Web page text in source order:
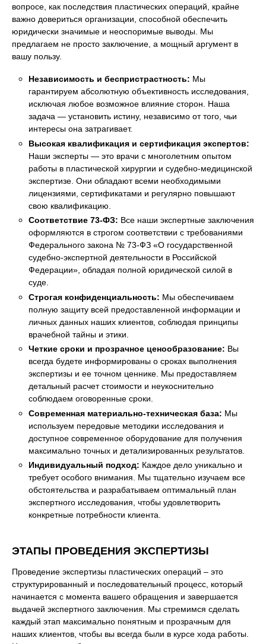
вопросе, как последствия пластических операций, крайне
важно довериться организации, способной обеспечить
юридически значимые и неоспоримые выводы. Мы
предлагаем не просто заключение, а мощный аргумент в
вашу пользу.
Независимость и беспристрастность: Мы
гарантируем абсолютную объективность исследования,
исключая любое возможное влияние сторон. Наша
задача — установить истину, независимо от того, чьи
интересы она затрагивает.
Высокая квалификация и сертификация экспертов:
Наши эксперты — это врачи с многолетним опытом
работы в пластической хирургии и судебно-медицинской
экспертизе. Они обладают всеми необходимыми
лицензиями, сертификатами и регулярно повышают
свою квалификацию.
Соответствие 73-ФЗ: Все наши экспертные заключения
оформляются в строгом соответствии с требованиями
Федерального закона № 73-ФЗ «О государственной
судебно-экспертной деятельности в Российской
Федерации», обладая полной юридической силой в
суде.
Строгая конфиденциальность: Мы обеспечиваем
полную защиту всей предоставленной информации и
личных данных наших клиентов, соблюдая принципы
врачебной тайны и этики.
Четкие сроки и прозрачное ценообразование: Вы
всегда будете информированы о сроках выполнения
экспертизы и ее точном ценнике. Мы предоставляем
детальный расчет стоимости и неукоснительно
соблюдаем оговоренные сроки.
Современная материально-техническая база: Мы
используем передовые методики исследования и
доступное современное оборудование для получения
максимально точных и детализированных результатов.
Индивидуальный подход: Каждое дело уникально и
требует особого внимания. Мы тщательно изучаем все
обстоятельства и разрабатываем оптимальный план
экспертного исследования, чтобы удовлетворить
конкретные потребности клиента.
ЭТАПЫ ПРОВЕДЕНИЯ ЭКСПЕРТИЗЫ
Проведение экспертизы пластических операций – это
структурированный и последовательный процесс, который
начинается с момента вашего обращения и завершается
выдачей экспертного заключения. Мы стремимся сделать
каждый этап максимально понятным и прозрачным для
наших клиентов, чтобы вы всегда были в курсе хода работы.